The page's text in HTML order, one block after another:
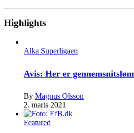
Highlights
Alka Superligaen
Avis: Her er
By Magnus Olsson
2. marts 2021
Featured